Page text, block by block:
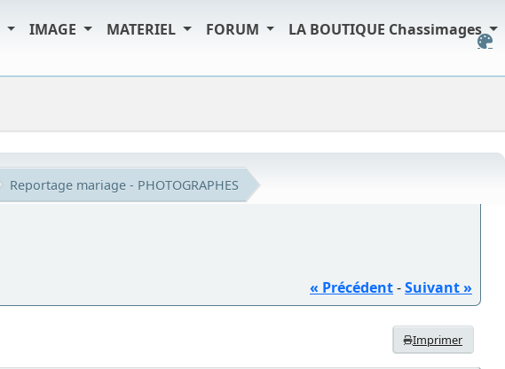
IMAGE MATERIEL FORUM LA BOUTIQUE Chassimages
Reportage mariage - PHOTOGRAPHES
« Précédent-Suivant »
Imprimer